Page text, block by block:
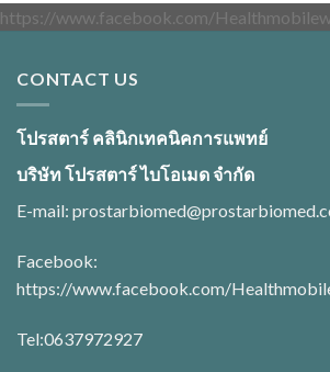
https://www.facebook.com/
CONTACT US
โปรสตาร์ คลินิกเทคนิคการแพทย์
บริษัท โปรสตาร์ ไบโอเมด จำกัด
E-mail:
Facebook:
https://www.facebook.com/
Tel:0637972927